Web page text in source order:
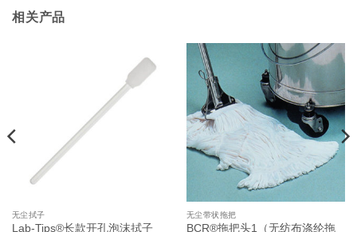
相关产品
无尘拭子
Lab-Tips®长款开孔泡沫拭子
无尘带状拖把
BCR®拖把头1（无纺布涤纶拖